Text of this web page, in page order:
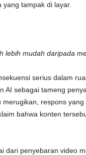
tampak di layar.
lebih mudah daripada
serius dalam
AI sebagai tameng
respons
bahwa konten
dari penyebaran video